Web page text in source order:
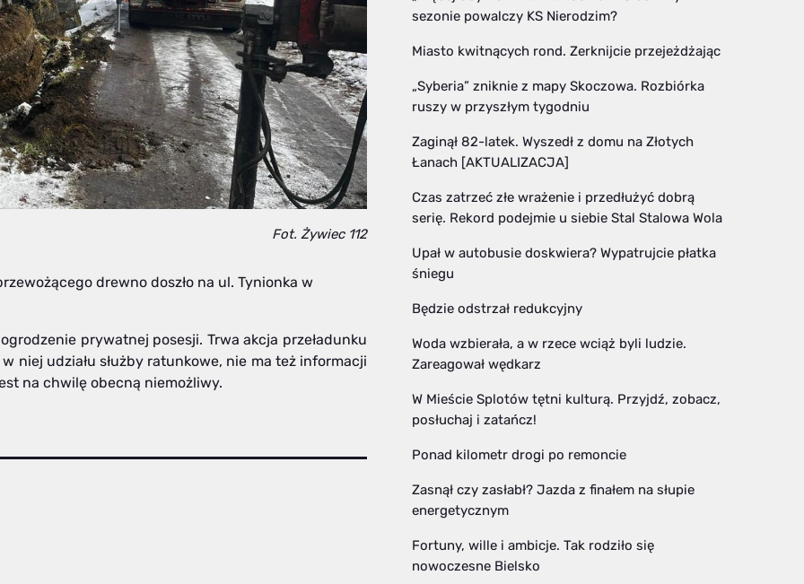
Fot. Żywiec 112
drewno doszło na ul. Tynionka w
prywatnej posesji. Trwa akcja przeładunku
niej udziału służby ratunkowe, nie ma też informacji
na chwilę obecną niemożliwy.
sezonie powalczy KS Nierodzim?
Miasto kwitnących rond. Zerknijcie przejeżdżając
„Syberia” zniknie z mapy Skoczowa. Rozbiórka
ruszy w przyszłym tygodniu
Zaginął 82-latek. Wyszedł z domu na Złotych
Łanach [AKTUALIZACJA]
Czas zatrzeć złe wrażenie i przedłużyć dobrą
serię. Rekord podejmie u siebie Stal Stalowa Wola
Upał w autobusie doskwiera? Wypatrujcie płatka
śniegu
Będzie odstrzał redukcyjny
Woda wzbierała, a w rzece wciąż byli ludzie.
Zareagował wędkarz
W Mieście Splotów tętni kulturą. Przyjdź, zobacz,
posłuchaj i zatańcz!
Ponad kilometr drogi po remoncie
Zasnął czy zasłabł? Jazda z finałem na słupie
energetycznym
Fortuny, wille i ambicje. Tak rodziło się
nowoczesne Bielsko